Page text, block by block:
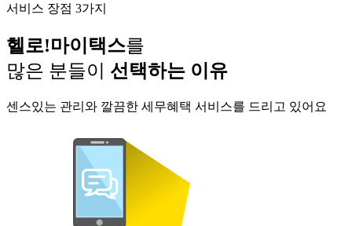
서비스 장점 3가지
헬로!마이택스를
많은 분들이
선택하는 이유
센스있는 관리와 깔끔한 세무혜택 서비스를 드리고 있어요